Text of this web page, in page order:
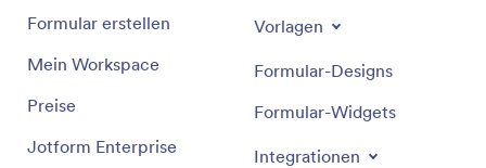
Formular erstellen
Mein Workspace
Preise
Jotform Enterprise
Vorlagen
Formular-Designs
Formular-Widgets
Integrationen